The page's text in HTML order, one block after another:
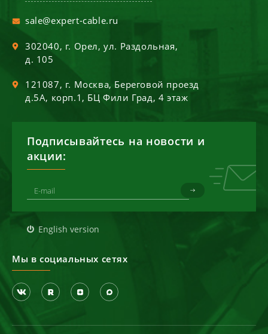
sale@expert-cable.ru
302040, г. Орел,ул. Раздольная,
д. 105
121087, г. Москва, Береговой проезд
д.5А, корп.1, БЦ Фили Град, 4 этаж
Подписывайтесь на новости и
акции:
English version
Мы в социальных сетях